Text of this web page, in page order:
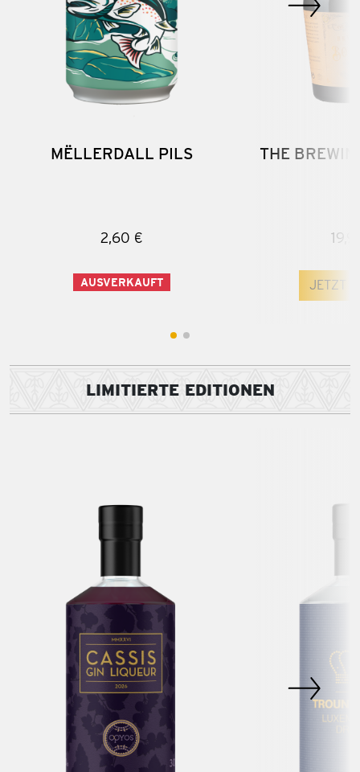
MËLLERDALL PILS
2,60 €
AUSVERKAUFT
THE
JETZT
LIMITIERTE EDITIONEN